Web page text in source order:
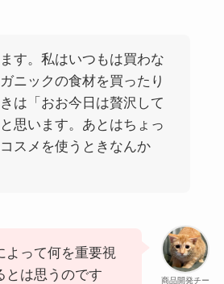
す。私はいつもは買わな
ニックの食材を買ったり
は「おお今日は贅沢して
思います。あとはちょっ
スメを使うときなんか
商品開発チー
よって何を重要視
とは思うのです